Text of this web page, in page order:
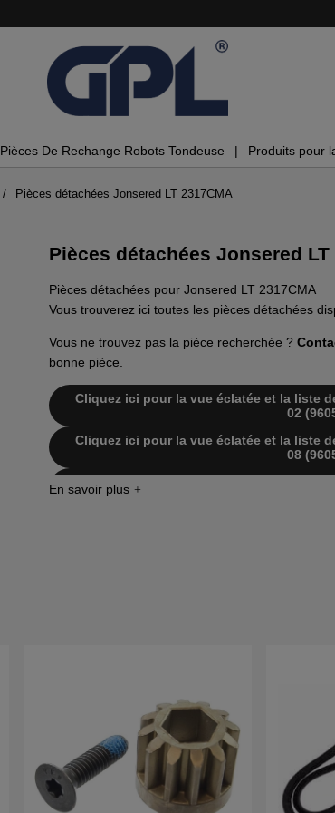
Pièces De Rechange Robots Tondeuse Produits pour
Pièces détachées Jonsered LT 2317CMA
Pièces détachées Jonsered LT
Pièces détachées pour Jonsered LT 2317CMA
Vous trouverez ici toutes les pièces détachées
Vous ne trouvez pas la pièce recherchée ?
bonne pièce.
Cliquez ici pour la vue éclatée et la liste
02
Cliquez ici pour la vue éclatée et la liste
08
Cliquez ici pour la vue éclatée et la liste
Cliquez ici pour la vue éclatée et la liste
08
Cliquez ici pour la vue éclatée et la liste
10
Cliquez ici pour la vue éclatée et la liste
07